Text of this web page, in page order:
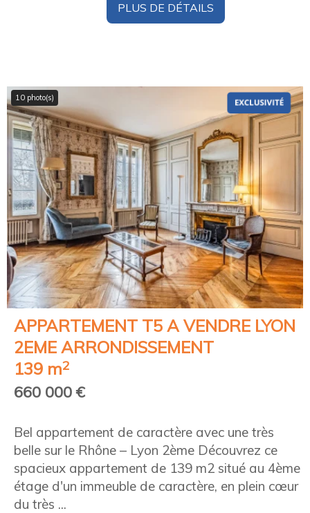
PLUS DE DÉTAILS
10 photo(s)
APPARTEMENT T5 A VENDRE LYON
2EME ARRONDISSEMENT
139 m2
660 000 €
Bel appartement de caractère avec une très
belle sur le Rhône – Lyon 2ème Découvrez ce
spacieux appartement de 139 m2 situé au 4ème
étage d'un immeuble de caractère, en plein cœur
du très ...